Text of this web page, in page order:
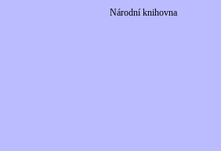
Národní knihovna